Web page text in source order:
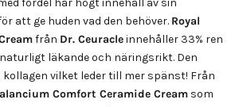
att ge huden vad den behöver. Royal
från Dr. Ceuracleinnehåller 33% ren
läkande och näringsrikt. Den
vilket leder till mer spänst! Från
Comfort Ceramide Cream som